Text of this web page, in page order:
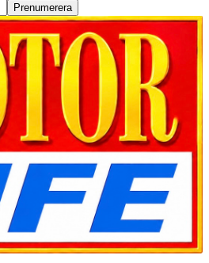
Prenumerera